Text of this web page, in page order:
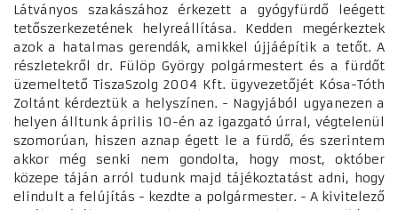
Látványos szakászához érkezett a gyógyfürdő leégett
tetőszerkezetének helyreállítása. Kedden megérkeztek
azok a hatalmas gerendák, amikkel újjáépítik a tetőt. A
részletekről dr. Fülöp György polgármestert és a fürdőt
üzemeltető TiszaSzolg 2004 Kft. ügyvezetőjét Kósa-Tóth
Zoltánt kérdeztük a helyszínen. - Nagyjából ugyanezen a
helyen álltunk április 10-én az igazgató úrral, végtelenül
szomorúan, hiszen aznap égett le a fürdő, és szerintem
akkor még senki nem gondolta, hogy most, október
közepe táján arról tudunk majd tájékoztatást adni, hogy
elindult a felújítás - kezdte a polgármester. - A kivitelező